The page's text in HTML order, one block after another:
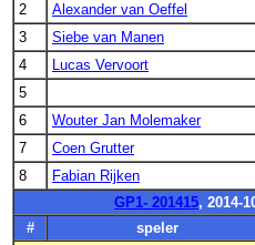
2
Alexander van Oeffel
3
Siebe van Manen
4
Lucas Vervoort
5
6
Wouter Jan Molemaker
7
Coen Grutter
8
Fabian Rijken
GP1- 201415, 2014-
#
speler